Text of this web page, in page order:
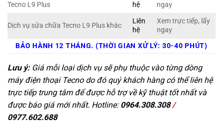
Tecno L9 Plus
hệ
ngay
Dịch vụ sửa chữa Tecno L9 Plus khác
Liên
hệ
Xem trực tiếp, lấy
ngay
BẢO HÀNH 12 THÁNG. (THỜI GIAN XỬ LÝ: 30-40 PHÚT)
Lưu ý:Giá mỗi loại dịch vụ sẽ phụ thuộc vào từng dòng
máy điện thoại Tecno do đó quý khách hàng có thể liên hệ
trực tiếp trung tâm để được hỗ trợ về kỹ thuật tốt nhất và
được báo giá mới nhất. Hotline: 0964.308.308/
0977.602.688